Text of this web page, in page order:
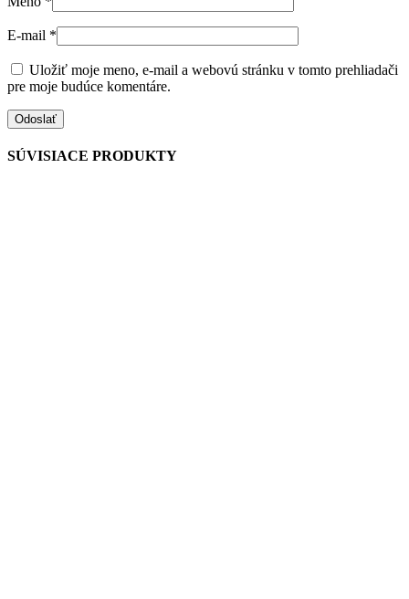
E-mail *
Uložiť moje meno, e-mail a webovú stránku v tomto prehliadači
pre moje budúce komentáre.
SÚVISIACE PRODUKTY